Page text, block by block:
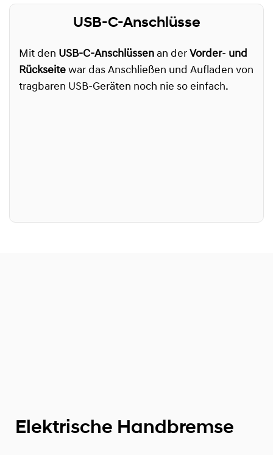
USB-C-Anschlüsse
Mit den USB-C-Anschlüssen an der Vorder- und
Rückseite war das Anschließen und Aufladen von
tragbaren USB-Geräten noch nie so einfach.
Elektrische Handbremse